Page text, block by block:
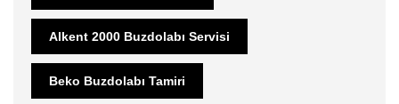
Alkent 2000 Buzdolabı Servisi
Beko Buzdolabı Tamiri